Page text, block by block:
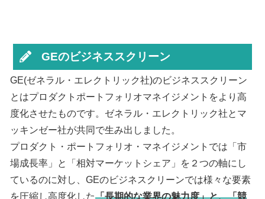
GEのビジネススクリーン
GE(ゼネラル・エレクトリック社)のビジネススクリーン
とはプロダクトポートフォリオマネイジメントをより高
度化させたものです。ゼネラル・エレクトリック社とマ
ッキンゼー社が共同で生み出しました。
プロダクト・ポートフォリオ・マネイジメントでは「市
場成長率」と「相対マーケットシェア」を２つの軸にし
ているのに対し、GEのビジネスクリーンでは様々な要素
を圧縮し高度化した「長期的な業界の魅力度」と、「競